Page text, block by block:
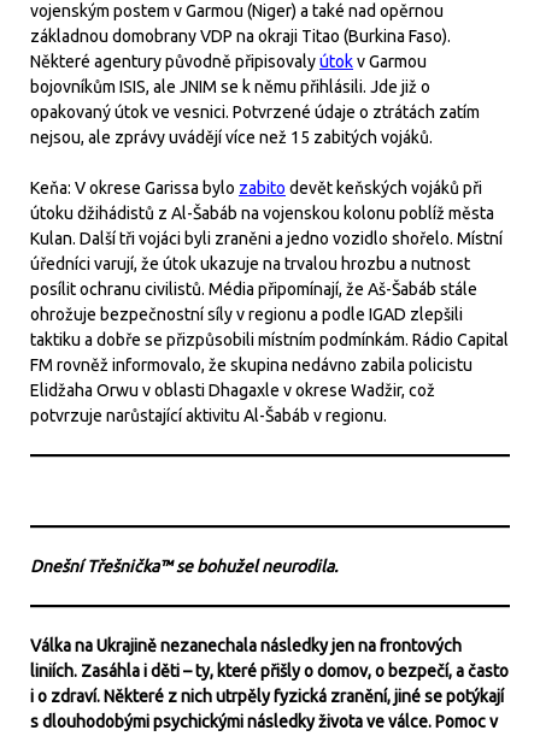
vojenským postem v Garmou (Niger) a také nad opěrnou
základnou domobrany VDP na okraji Titao (Burkina Faso).
Některé agentury původně připisovalyútokv Garmou
bojovníkům ISIS, ale JNIM se k němu přihlásili. Jde již o
opakovaný útok ve vesnici. Potvrzené údaje o ztrátách zatím
nejsou, ale zprávy uvádějí více než 15 zabitých vojáků.
Keňa: V okrese Garissa bylo zabito devět keňských vojáků při
útoku džihádistů z Al-Šabáb na vojenskou kolonu poblíž města
Kulan. Další tři vojáci byli zraněni a jedno vozidlo shořelo. Místní
úředníci varují, že útok ukazuje na trvalou hrozbu a nutnost
posílit ochranu civilistů. Média připomínají, že Aš-Šabáb stále
ohrožuje bezpečnostní síly v regionu a podle IGAD zlepšili
taktiku a dobře se přizpůsobili místním podmínkám. Rádio Capital
FM rovněž informovalo, že skupina nedávno zabila policistu
Elidžaha Orwu v oblasti Dhagaxle v okrese Wadžir, což
potvrzuje narůstající aktivitu Al-Šabáb v regionu.
Dnešní Třešnička™ se bohužel neurodila.
Válka na Ukrajině nezanechala následky jen na frontových
liniích. Zasáhla i děti – ty, které přišly o domov, o bezpečí, a často
i o zdraví. Některé z nich utrpěly fyzická zranění, jiné se potýkají
s dlouhodobými psychickými následky života ve válce. Pomoc v